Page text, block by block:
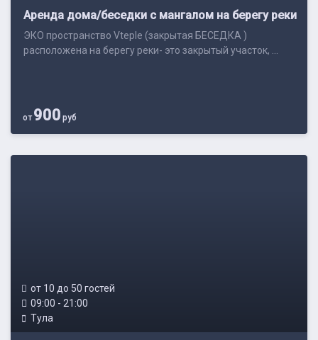
Аренда дома/беседки с мангалом на берегу реки
ЭКО пространство Vteple (закрытая БЕСЕДКА )
расположена на берегу реки- это закрытый участок, ...
от900 руб
от 10 до 50 гостей
09:00 - 21:00
Тула